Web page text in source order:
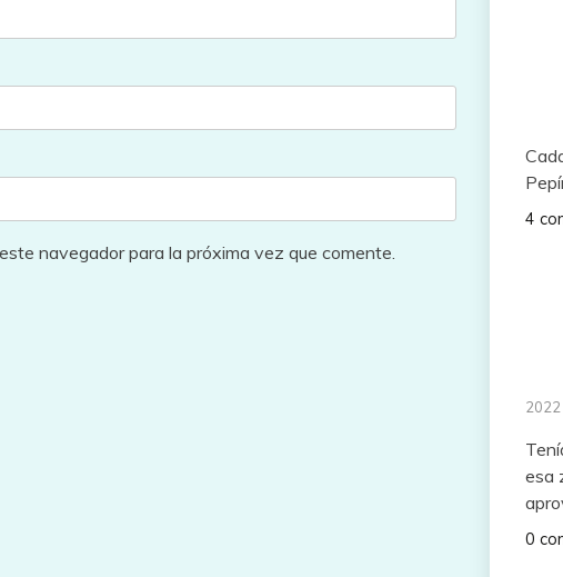
navegador para la próxima vez que comente.
4
2022
esa
0